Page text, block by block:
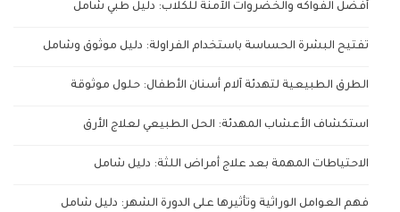
أفضل الفواكه والخضروات الآمنة للكلاب: دليل طبي شامل
تفتيح البشرة الحساسة باستخدام الفراولة: دليل موثوق وشامل
الطرق الطبيعية لتهدئة آلام أسنان الأطفال: حلول موثوقة
استكشاف الأعشاب المهدئة: الحل الطبيعي لعلاج الأرق
الاحتياطات المهمة بعد علاج أمراض اللثة: دليل شامل
فهم العوامل الوراثية وتأثيرها على الدورة الشهر: دليل شامل